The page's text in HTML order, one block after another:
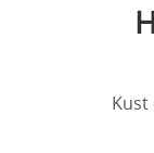
Kust